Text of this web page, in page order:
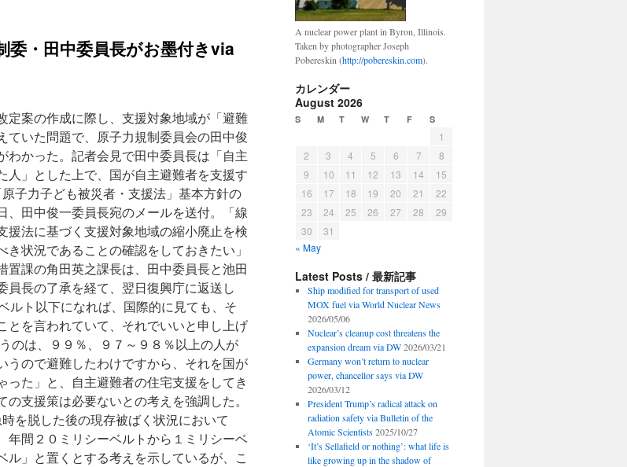
故
い
小
化
せ
適
切
な
支
援
を
via
JA.com
委・田中委員長がお墨付きvia
定案の作成に際し、支援対象地域が「避難
いた問題で、原子力規制委員会の田中俊
かった。記者会見で田中委員長は「自主
」とした上で、国が自主避難者を支援す
力子ども被災者・支援法」基本方針の
田中俊一委員長宛のメールを送付。「線
法に基づく支援対象地域の縮小廃止を検
状況であることの確認をしておきたい」
置課の角田英之課長は、田中委員長と池田
長の了承を経て、翌日復興庁に返送し
ト以下になれば、国際的に見ても、そ
とを言われていて、それでいいと申し上げ
のは、９９％、９７～９８％以上の人が
うので避難したわけですから、それを国が
た」と、自主避難者の住宅支援をしてき
支援策は必要ないとの考えを強調した。
を脱した後の現存被ばく状況において
年間２０ミリシーベルトから１ミリシーベ
」と置くとする考えを示しているが、こ
A nuclear power plant in Byron, Illinois.
Taken by photographer Joseph
Pobereskin (http://pobereskin.com).
カレンダー
August 2026
S M T W T F S
1
2
3 4 5 6 7
8
9
10 11 12 13 14
15
16
17 18 19 20 21
22
23
24 25 26 27 28
29
30
31
« May
Latest Posts / 最新記事
Ship modified for transport of used
MOX fuel via World Nuclear News
2026/05/06
Nuclear’s cleanup cost threatens the
expansion dream via DW 2026/03/21
Germany won’t return to nuclear
power, chancellor says via DW
2026/03/12
President Trump’s radical attack on
radiation safety via Bulletin of the
Atomic Scientists 2025/10/27
‘It’s Sellafield or nothing’: what life is
like growing up in the shadow of